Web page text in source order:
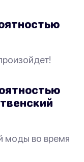
моды во время